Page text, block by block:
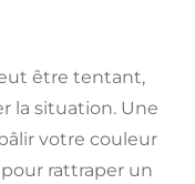
être tentant,
la situation. Une
votre couleur
rattraper un